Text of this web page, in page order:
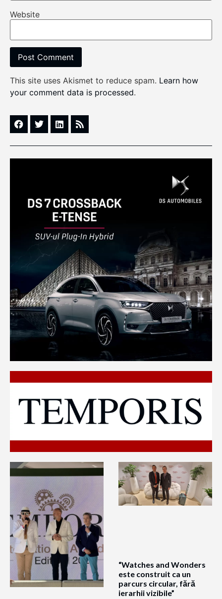
Website
This site uses Akismet to reduce spam. Learn how
your comment data is processed.
“Watches and Wonders
este construit ca un
parcurs circular, fără
ierarhii vizibile”